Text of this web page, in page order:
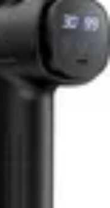
Routine